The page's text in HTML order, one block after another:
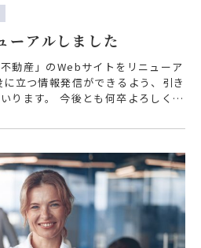
ーアルしました
動産」のWebサイトをリニューア
立つ情報発信ができるよう、引き
ります。 今後とも何卒よろしくお